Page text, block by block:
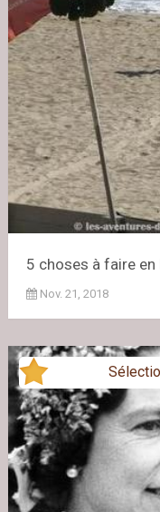
5 choses à faire en
Nov. 21, 2018